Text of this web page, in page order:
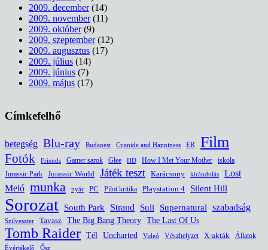
2009. december(14)
2009. november(11)
2009. október(9)
2009. szeptember(12)
2009. augusztus (17)
2009. július (14)
2009. június (7)
2009. május (17)
Címkefelhő
betegség Blu-ray Budapest Cyanide and Happiness ER Film
Fotók Friends Gamer sarok Glee HD How I Met Your Mother
iskola
Jurassic Park
Jurassic World Játék teszt Karácsony kirándulás Lost
Meló munka nyár PC Pilot kritika Playstation 4 Silent Hill
Sorozat South Park Strand Suli Supernatural szabadság
Szilveszter Tavasz The Big Bang Theory The Last Of Us
Tomb Raider Tél Uncharted Videó Vészhelyzet X-akták Állatok
Évértékelő Ősz